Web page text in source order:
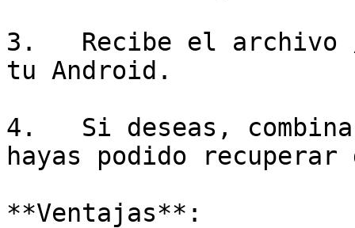
3.   Recibe el archivo /
tu Android.
4.   Si deseas,
hayas podido
**Ventajas**: